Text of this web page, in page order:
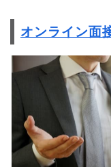
オンライン面